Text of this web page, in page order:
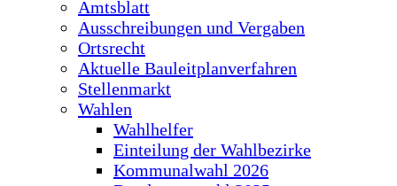
Amtsblatt
Ausschreibungen und Vergaben
Ortsrecht
Aktuelle Bauleitplanverfahren
Stellenmarkt
Wahlen
Wahlhelfer
Einteilung der Wahlbezirke
Kommunalwahl 2026